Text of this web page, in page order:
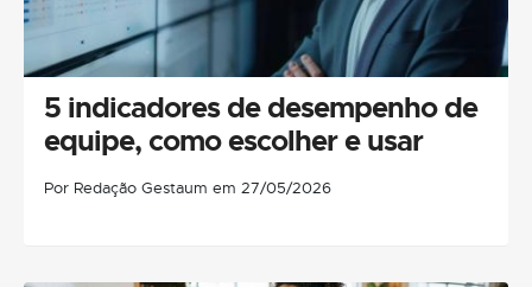
5 indicadores de desempenho de
equipe, como escolher e usar
Por Redação Gestaum em 27/05/2026